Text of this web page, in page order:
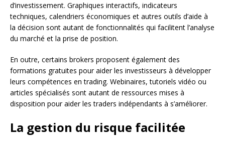
d’investissement. Graphiques interactifs, indicateurs
techniques, calendriers économiques et autres outils d’aide à
la décision sont autant de fonctionnalités qui facilitent l’analyse
du marché et la prise de position.
En outre, certains brokers proposent également des
formations gratuites pour aider les investisseurs à développer
leurs compétences en trading. Webinaires, tutoriels vidéo ou
articles spécialisés sont autant de ressources mises à
disposition pour aider les traders indépendants à s’améliorer.
La gestion du risque facilitée